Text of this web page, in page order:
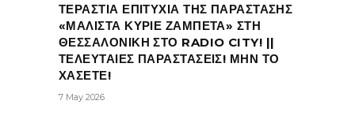
ΤΕΡΑΣΤΙΑ ΕΠΙΤΥΧΙΑ ΤΗΣ ΠΑΡΑΣΤΑΣΗΣ
«ΜΑΛΙΣΤΑ ΚΥΡΙΕ ΖΑΜΠΕΤΑ» ΣΤΗ
ΘΕΣΣΑΛΟΝΙΚΗ ΣΤΟ RADIO CITY! ||
ΤΕΛΕΥΤΑΙΕΣ ΠΑΡΑΣΤΑΣΕΙΣ! ΜΗΝ ΤΟ
ΧΑΣΕΤΕ!
7 May 2026